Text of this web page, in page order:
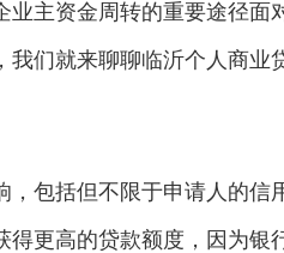
业主资金周转的重要途径面
我们就来聊聊临沂个人商业
，包括但不限于申请人的信
得更高的贷款额度，因为银